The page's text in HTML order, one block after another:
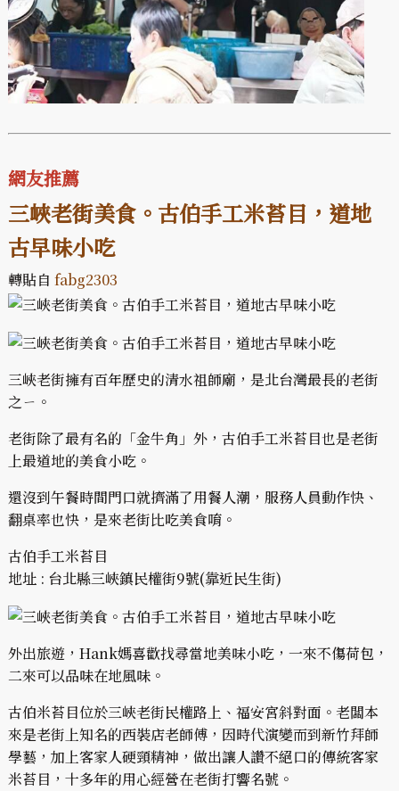
網友推薦
三峽老街美食。古伯手工米苔目，道地
古早味小吃
轉貼自 fabg2303
三峽老街擁有百年歷史的清水祖師廟，是北台灣最長的老街
之ㄧ。
老街除了最有名的「金牛角」外，古伯手工米苔目也是老街
上最道地的美食小吃。
還沒到午餐時間門口就擠滿了用餐人潮，服務人員動作快、
翻桌率也快，是來老街比吃美食唷。
古伯手工米苔目
地址 : 台北縣三峽鎮民權街9號(靠近民生街)
外出旅遊，Hank媽喜歡找尋當地美味小吃，一來不傷荷包，
二來可以品味在地風味。
古伯米苔目位於三峽老街民權路上、福安宮斜對面。老闆本
來是老街上知名的西裝店老師傅，因時代演變而到新竹拜師
學藝，加上客家人硬頸精神，做出讓人讚不絕口的傳統客家
米苔目，十多年的用心經營在老街打響名號。